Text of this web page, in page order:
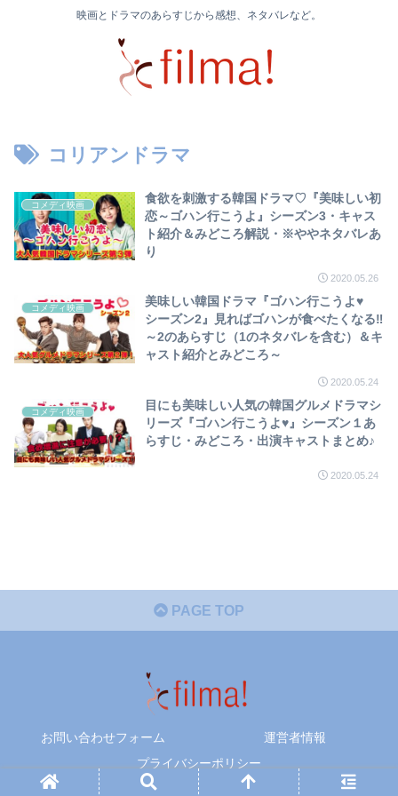
映画とドラマのあらすじから感想、ネタバレなど。
コリアンドラマ
コメディ映画
食欲を刺激する韓国ドラマ♡『美味しい初
恋～ゴハン行こうよ』シーズン3・キャス
ト紹介＆みどころ解説・※ややネタバレあ
り
2020.05.26
コメディ映画
美味しい韓国ドラマ『ゴハン行こうよ♥
シーズン2』見ればゴハンが食べたくなる‼
～2のあらすじ（1のネタバレを含む）＆キ
ャスト紹介とみどころ～
2020.05.24
コメディ映画
目にも美味しい人気の韓国グルメドラマシ
リーズ『ゴハン行こうよ♥』シーズン１あ
らすじ・みどころ・出演キャストまとめ♪
2020.05.24
PAGE TOP
お問い合わせフォーム
運営者情報
プライバシーポリシー